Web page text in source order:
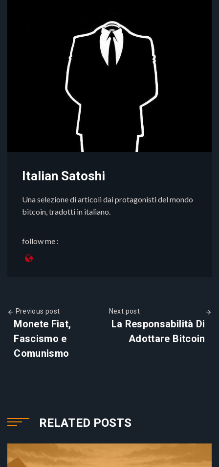
Italian Satoshi
Una selezione di articoli dai protagonisti del mondo
bitcoin, tradotti in italiano.
follow me :
Previous post
Monete Fiat,
Fascismo e
Comunismo
Next post
La Responsabilità Di
Adottare Bitcoin
RELATED POSTS